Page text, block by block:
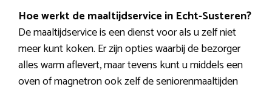
Hoe werkt de maaltijdservice in Echt-Susteren?
De maaltijdservice is een dienst voor als u zelf niet
meer kunt koken. Er zijn opties waarbij de bezorger
alles warm aflevert, maar tevens kunt u middels een
oven of magnetron ook zelf de seniorenmaaltijden